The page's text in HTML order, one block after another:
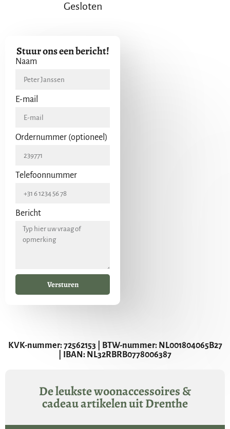
Gesloten
Stuur ons een bericht!
Naam
E-mail
Ordernummer (optioneel)
Telefoonnummer
Bericht
Versturen
KVK-nummer: 72562153 | BTW-nummer: NL001804065B27
| IBAN: NL32RBRB0778006387
De leukste woonaccessoires &
cadeau artikelen uit Drenthe